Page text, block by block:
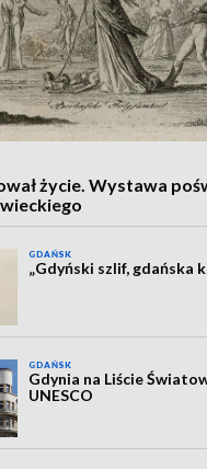
życie. Wystawa
GDAŃSK
„Gdyński szlif, gdańska
GDAŃSK
Gdynia na Liście
UNESCO